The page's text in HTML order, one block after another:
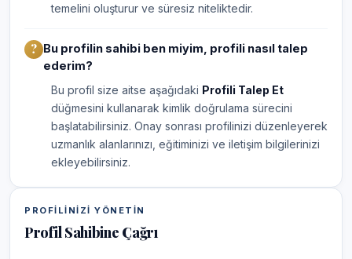
temelini oluşturur ve süresiz niteliktedir.
Bu profilin sahibi ben miyim, profili nasıl talep
ederim?
Bu profil size aitse aşağıdaki Profili Talep Et
düğmesini kullanarak kimlik doğrulama sürecini
başlatabilirsiniz. Onay sonrası profilinizi düzenleyerek
uzmanlık alanlarınızı, eğitiminizi ve iletişim bilgilerinizi
ekleyebilirsiniz.
PROFILINIZI YÖNETIN
Profil Sahibine Çağrı